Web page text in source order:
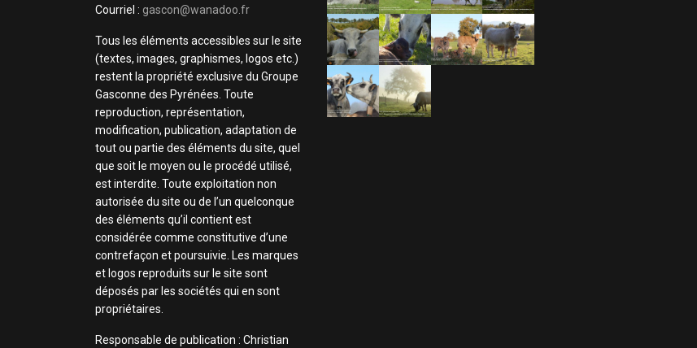
Courriel : gascon@wanadoo.fr
Tous les éléments accessibles sur le site
(textes, images, graphismes, logos etc.)
restent la propriété exclusive du Groupe
Gasconne des Pyrénées. Toute
reproduction, représentation,
modification, publication, adaptation de
tout ou partie des éléments du site, quel
que soit le moyen ou le procédé utilisé,
est interdite. Toute exploitation non
autorisée du site ou de l’un quelconque
des éléments qu’il contient est
considérée comme constitutive d’une
contrefaçon et poursuivie. Les marques
et logos reproduits sur le site sont
déposés par les sociétés qui en sont
propriétaires.
Responsable de publication : Christian